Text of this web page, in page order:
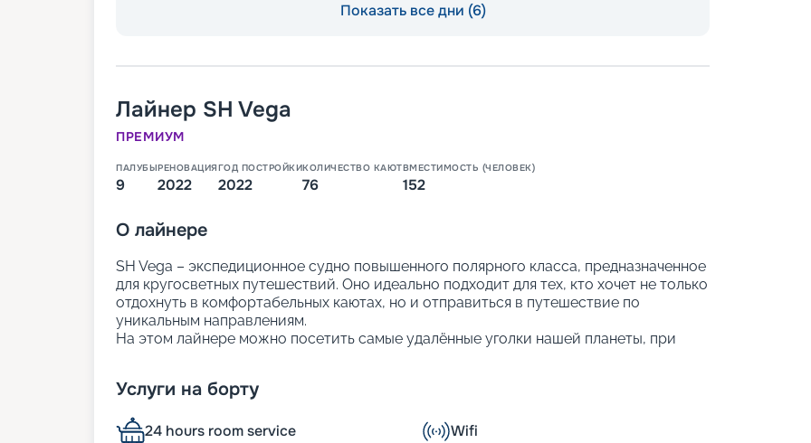
Показать все дни (6)
Лайнер SH Vega
ПРЕМИУМ
ПАЛУБЫ
9
РЕНОВАЦИЯ
2022
ГОД ПОСТРОЙКИ
2022
КОЛИЧЕСТВО КАЮТ
76
ВМЕСТИМОСТЬ (ЧЕЛОВЕК)
152
О лайнере
SH Vega – экспедиционное судно повышенного полярного класса, предназначенное
для кругосветных путешествий. Оно идеально подходит для тех, кто хочет не только
отдохнуть в комфортабельных каютах, но и отправиться в путешествие по
уникальным направлениям.
На этом лайнере можно посетить самые удалённые уголки нашей планеты, при
В навигации 2024-2026 года туристы могут выбрать круиз по Антарктике и
Аргентина, Антарктида и Чили.
Услуги на борту
24 hours room service Wifi